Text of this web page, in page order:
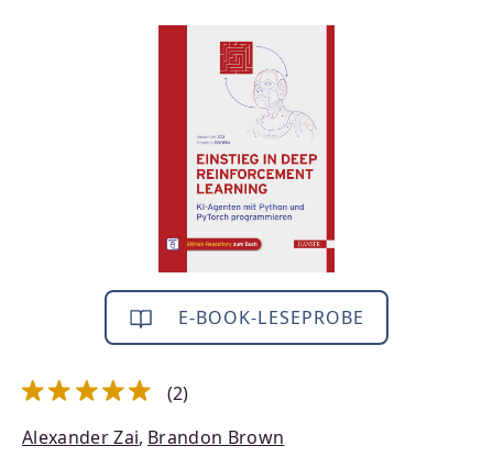
Bildergalerie überspringen
E-BOOK-LESEPROBE
(2)
Alexander Zai, Brandon Brown